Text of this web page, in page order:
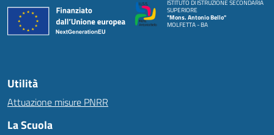
ISTITUTO DI ISTRUZIONE SECONDARIA
SUPERIORE
"Mons. Antonio Bello"
MOLFETTA - BA
Utilità
Attuazione misure PNRR
La Scuola